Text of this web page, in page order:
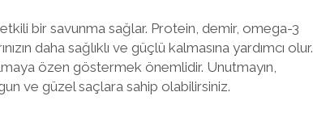
bir savunma sağlar. Protein, demir, omega-3
daha sağlıklı ve güçlü kalmasına yardımcı olur.
özen göstermek önemlidir. Unutmayın,
ve güzel saçlara sahip olabilirsiniz.